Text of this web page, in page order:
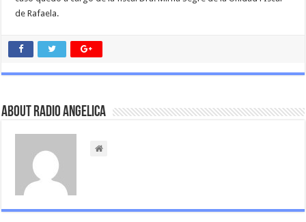
de Rafaela.
About Radio Angelica